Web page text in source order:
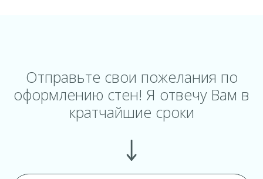
Отправьте свои пожелания по
оформлению стен! Я отвечу Вам в
кратчайшие сроки